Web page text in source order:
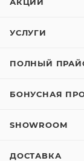
УСЛУГИ
ПОЛНЫЙ
БОНУСНАЯ
SHOWROOM
ДОСТАВКА